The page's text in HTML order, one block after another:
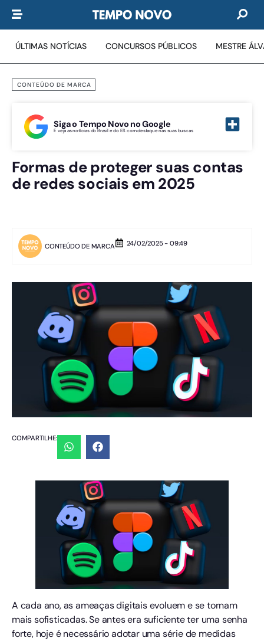
ÚLTIMAS NOTÍCIAS CONCURSOS PÚBLICOS MESTRE
CONTEÚDO DE MARCA
Siga o Tempo Novo no Google
E veja as notícias do Brasil e do ES com destaque nas suas buscas
Formas de proteger suas contas
de redes sociais em 2025
CONTEÚDO DE MARCA 24/02/2025 - 09:49
COMPARTILHE:
A cada ano, as ameaças digitais evoluem e se tornam
mais sofisticadas. Se antes era suficiente ter uma senha
forte, hoje é necessário adotar uma série de medidas